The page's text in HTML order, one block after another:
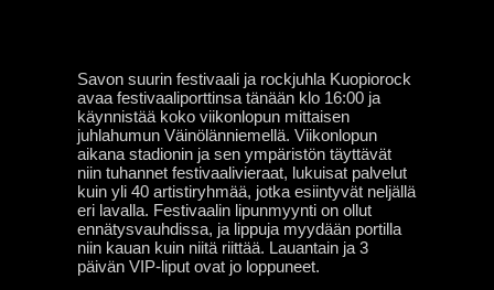
Savon suurin festivaali ja rockjuhla Kuopiorock
avaa festivaaliporttinsa tänään klo 16:00 ja
käynnistää koko viikonlopun mittaisen
juhlahumun Väinölänniemellä. Viikonlopun
aikana stadionin ja sen ympäristön täyttävät
niin tuhannet festivaalivieraat, lukuisat palvelut
kuin yli 40 artistiryhmää, jotka esiintyvät neljällä
eri lavalla. Festivaalin lipunmyynti on ollut
ennätysvauhdissa, ja lippuja myydään portilla
niin kauan kuin niitä riittää. Lauantain ja 3
päivän VIP-liput ovat jo loppuneet.